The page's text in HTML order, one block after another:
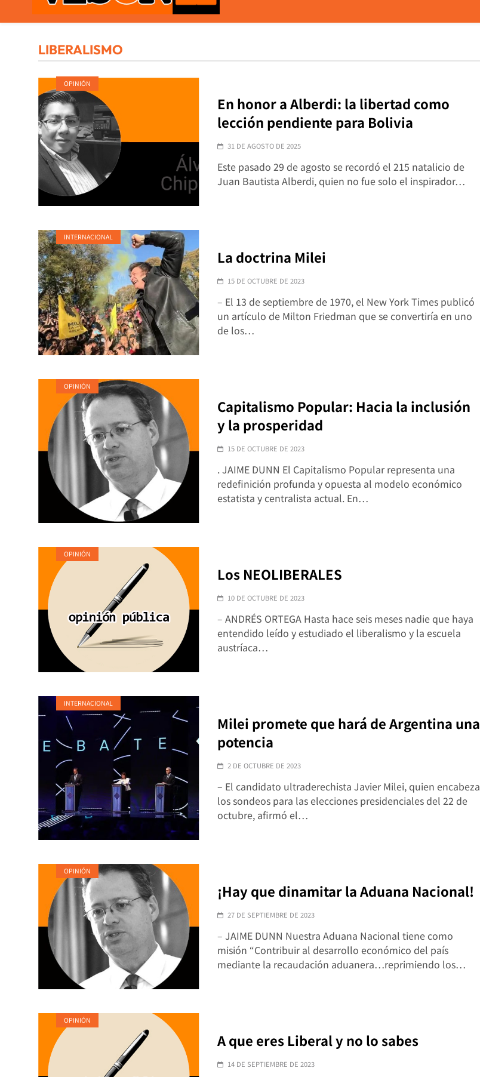
VISOR21
LIBERALISMO
OPINIÓN
En honor a Alberdi: la libertad como
lección pendiente para Bolivia
31 DE AGOSTO DE 2025
Este pasado 29 de agosto se recordó el 215 natalicio de
Juan Bautista Alberdi, quien no fue solo el inspirador…
INTERNACIONAL
La doctrina Milei
15 DE OCTUBRE DE 2023
– El 13 de septiembre de 1970, el New York Times publicó
un artículo de Milton Friedman que se convertiría en uno
de los…
OPINIÓN
Capitalismo Popular: Hacia la inclusión
y la prosperidad
15 DE OCTUBRE DE 2023
. JAIME DUNN El Capitalismo Popular representa una
redefinición profunda y opuesta al modelo económico
estatista y centralista actual. En…
OPINIÓN
Los NEOLIBERALES
10 DE OCTUBRE DE 2023
– ANDRÉS ORTEGA Hasta hace seis meses nadie que haya
entendido leído y estudiado el liberalismo y la escuela
austríaca…
INTERNACIONAL
Milei promete que hará de Argentina una
potencia
2 DE OCTUBRE DE 2023
– El candidato ultraderechista Javier Milei, quien encabeza
los sondeos para las elecciones presidenciales del 22 de
octubre, afirmó el…
OPINIÓN
¡Hay que dinamitar la Aduana Nacional!
27 DE SEPTIEMBRE DE 2023
– JAIME DUNN Nuestra Aduana Nacional tiene como
misión “Contribuir al desarrollo económico del país
mediante la recaudación aduanera…reprimiendo los…
OPINIÓN
A que eres Liberal y no lo sabes
14 DE SEPTIEMBRE DE 2023